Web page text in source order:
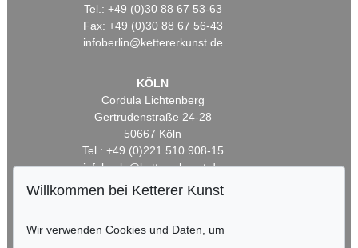
Tel.: +49 (0)30 88 67 53-63
Fax: +49 (0)30 88 67 56-43
infoberlin@kettererkunst.de
KÖLN
Cordula Lichtenberg
Gertrudenstraße 24-28
50667 Köln
Tel.: +49 (0)221 510 908-15
infokoeln@kettererkunst.de
HESSEN
Willkommen bei Ketterer Kunst
Wir verwenden Cookies und Daten, um